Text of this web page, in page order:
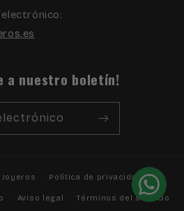
a nuestro boletín!
Política de privacidad
Aviso legal Términos del servicio